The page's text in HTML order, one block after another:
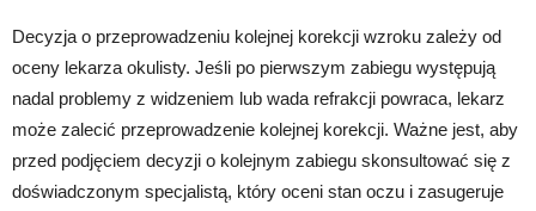
Decyzja o przeprowadzeniu kolejnej korekcji wzroku zależy od
oceny lekarza okulisty. Jeśli po pierwszym zabiegu występują
nadal problemy z widzeniem lub wada refrakcji powraca, lekarz
może zalecić przeprowadzenie kolejnej korekcji. Ważne jest, aby
przed podjęciem decyzji o kolejnym zabiegu skonsultować się z
doświadczonym specjalistą, który oceni stan oczu i zasugeruje